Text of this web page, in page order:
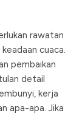
rawatan
cuaca.
pembaikan
detail
kerja
apa-apa. Jika